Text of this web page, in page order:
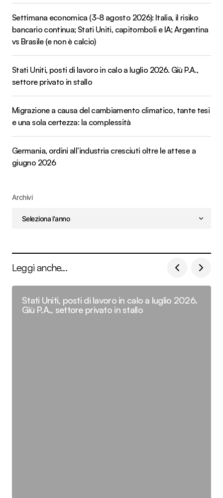
Settimana economica (3-8 agosto 2026): Italia, il risiko
bancario continua; Stati Uniti, capitomboli e IA; Argentina
vs Brasile (e non è calcio)
Stati Uniti, posti di lavoro in calo a luglio 2026. Giù P.A.,
settore privato in stallo
Migrazione a causa del cambiamento climatico, tante tesi
e una sola certezza: la complessità
Germania, ordini all’industria cresciuti oltre le attese a
giugno 2026
Archivi
Leggi anche...
Stati Uniti, posti di lavoro in calo a luglio 2026.
Giù P.A., settore privato in stallo